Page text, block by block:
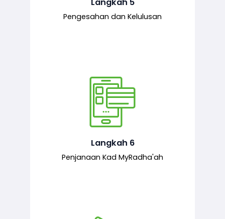
Pengesahan dan Kelulusan
Langkah 6
Penjanaan Kad MyRadha'ah
Setelah permohonan diluluskan, kad
MyRadha’ah akan dijana.